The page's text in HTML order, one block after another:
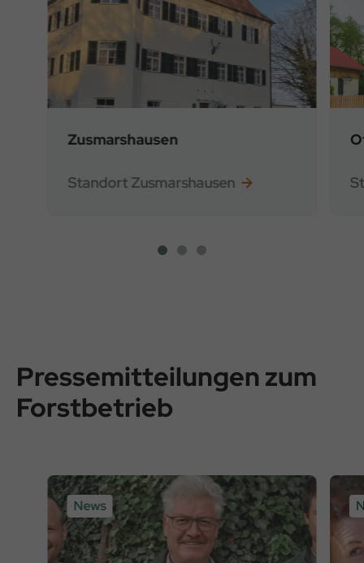
Zusmarshausen
Standort Zusmarshausen
Pressemitteilungen zum
Forstbetrieb
News